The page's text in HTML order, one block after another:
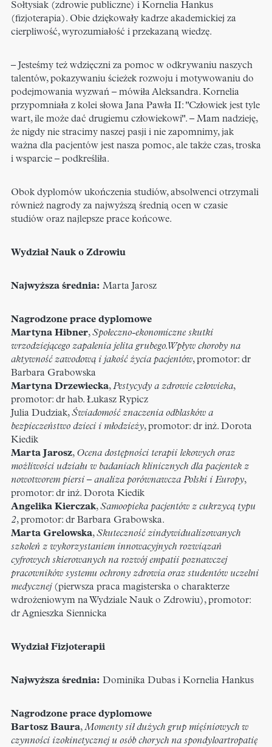
Sołtysiak (zdrowie publiczne) i Kornelia Hankus
(fizjoterapia). Obie dziękowały kadrze akademickiej za
cierpliwość, wyrozumiałość i przekazaną wiedzę.
– Jesteśmy też wdzięczni za pomoc w odkrywaniu naszych
talentów, pokazywaniu ścieżek rozwoju i motywowaniu do
podejmowania wyzwań – mówiła Aleksandra. Kornelia
przypomniała z kolei słowa Jana Pawła II: "Człowiek jest tyle
wart, ile może dać drugiemu człowiekowi". – Mam nadzieję,
że nigdy nie stracimy naszej pasji i nie zapomnimy, jak
ważna dla pacjentów jest nasza pomoc, ale także czas, troska
i wsparcie – podkreśliła.
Obok dyplomów ukończenia studiów, absolwenci otrzymali
również nagrody za najwyższą średnią ocen w czasie
studiów oraz najlepsze prace końcowe.
Wydział Nauk o Zdrowiu
Najwyższa średnia: Marta Jarosz
Nagrodzone prace dyplomowe
Martyna Hibner,Społeczno-ekonomiczne skutki
wrzodziejącego zapalenia jelita grubego. Wpływ choroby na
aktywność zawodową i jakość życia pacjentów, promotor: dr
Barbara Grabowska
Martyna Drzewiecka,Pestycydy a zdrowie człowieka,
promotor: dr hab. Łukasz Rypicz
Julia Dudziak,Świadomość znaczenia odblasków a
bezpieczeństwo dzieci i młodzieży, promotor: dr inż. Dorota
Kiedik
Marta Jarosz, Ocena dostępności terapii lekowych oraz
możliwości udziału w badaniach klinicznych dla pacjentek z
nowotworem piersi – analiza porównawcza Polski i Europy,
promotor: dr inż. Dorota Kiedik
Angelika Kierczak,Samoopieka pacjentów z cukrzycą typu
2, promotor: dr Barbara Grabowska.
Marta Grelowska,Skuteczność zindywidualizowanych
szkoleń z wykorzystaniem innowacyjnych rozwiązań
cyfrowych skierowanych na rozwój empatii poznawczej
pracowników systemu ochrony zdrowia oraz studentów uczelni
medycznej (pierwsza praca magisterska o charakterze
wdrożeniowym na Wydziale Nauk o Zdrowiu), promotor:
dr Agnieszka Siennicka
Wydział Fizjoterapii
Najwyższa średnia: Dominika Dubas i Kornelia Hankus
Nagrodzone prace dyplomowe
Bartosz Baura,Momenty sił dużych grup mięśniowych w
czynności izokinetycznej u osób chorych na spondyloartropatię